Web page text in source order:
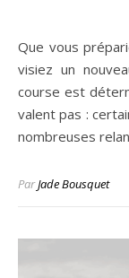
Que vous prépariez votre premier marathon ou que vous
visiez un
course est
valent pas :
nombreuses
ParJade Bousquet